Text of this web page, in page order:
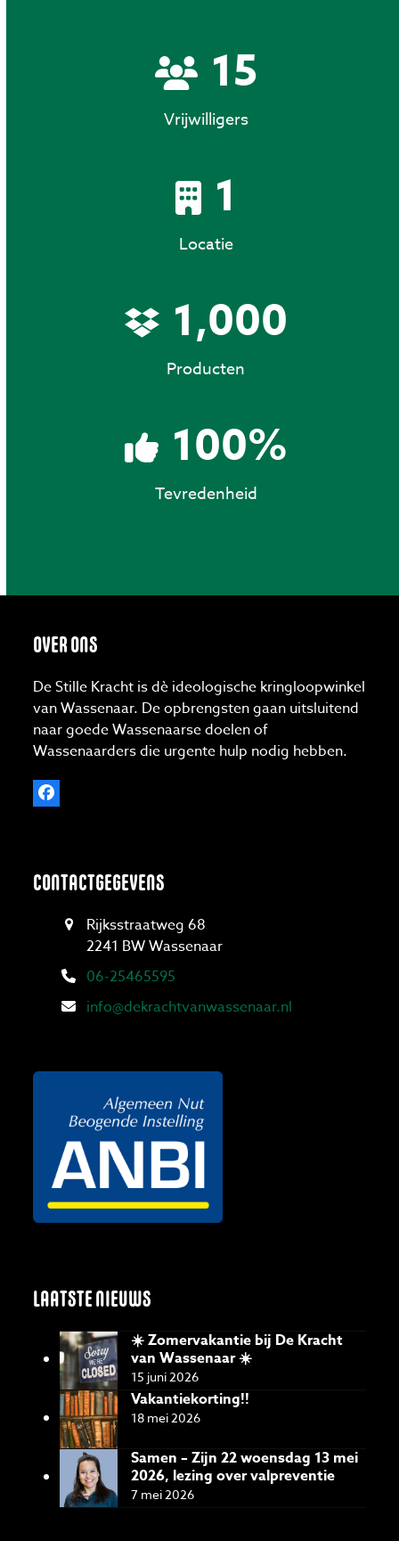
1515
Vrijwilligers
1
Locatie
1,000
Producten
100100
%
Tevredenheid
OVER ONS
De Stille Kracht is dè ideologische kringloopwinkel
van Wassenaar. De opbrengsten gaan uitsluitend
naar goede Wassenaarse doelen of
Wassenaarders die urgente hulp nodig hebben.
Facebook
CONTACTGEGEVENS
Rijksstraatweg 68
2241 BW Wassenaar
06-25465595
info@dekrachtvanwassenaar.nl
LAATSTE NIEUWS
☀️ Zomervakantie bij De Kracht
van Wassenaar ☀️
15 juni 2026
Vakantiekorting!!
18 mei 2026
Samen – Zijn 22 woensdag 13 mei
2026, lezing over valpreventie
7 mei 2026